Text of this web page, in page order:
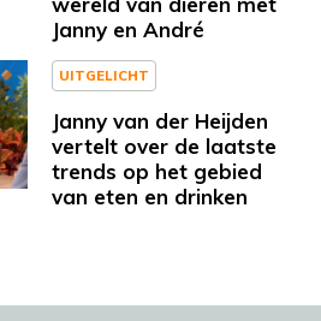
Janny en André
UITGELICHT
Janny van der Heijden
vertelt over de laatste
trends op het gebied
van eten en drinken